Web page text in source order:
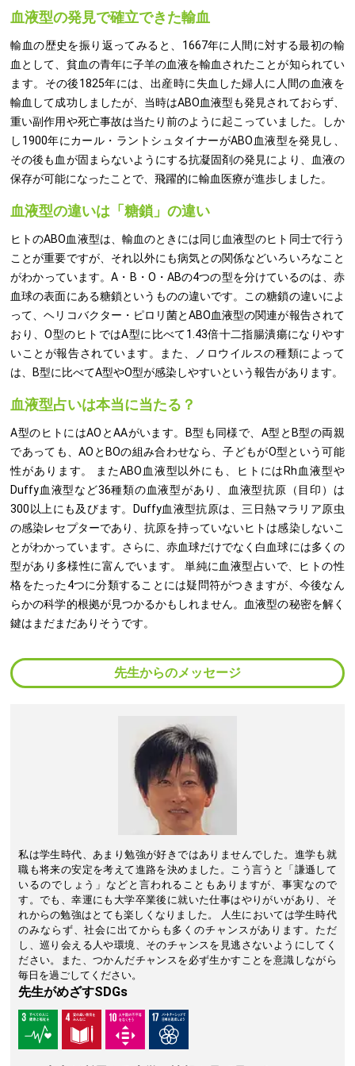
血液型の発見で確立できた輸血
輸血の歴史を振り返ってみると、1667年に人間に対する最初の輸
血として、貧血の青年に子羊の血液を輸血されたことが知られてい
ます。その後1825年には、出産時に失血した婦人に人間の血液を
輸血して成功しましたが、当時はABO血液型も発見されておらず、
重い副作用や死亡事故は当たり前のように起こっていました。しか
し1900年にカール・ラントシュタイナーがABO血液型を発見し、
その後も血が固まらないようにする抗凝固剤の発見により、血液の
保存が可能になったことで、飛躍的に輸血医療が進歩しました。
血液型の違いは「糖鎖」の違い
ヒトのABO血液型は、輸血のときには同じ血液型のヒト同士で行う
ことが重要ですが、それ以外にも病気との関係などいろいろなこと
がわかっています。A・B・O・ABの4つの型を分けているのは、赤
血球の表面にある糖鎖というものの違いです。この糖鎖の違いによ
って、ヘリコバクター・ピロリ菌とABO血液型の関連が報告されて
おり、O型のヒトではA型に比べて1.43倍十二指腸潰瘍になりやす
いことが報告されています。また、ノロウイルスの種類によって
は、B型に比べてA型やO型が感染しやすいという報告があります。
血液型占いは本当に当たる？
A型のヒトにはAOとAAがいます。B型も同様で、A型とB型の両親
であっても、AOとBOの組み合わせなら、子どもがO型という可能
性があります。 またABO血液型以外にも、ヒトにはRh血液型や
Duffy血液型など36種類の血液型があり、血液型抗原（目印）は
300以上にも及びます。Duffy血液型抗原は、三日熱マラリア原虫
の感染レセプターであり、抗原を持っていないヒトは感染しないこ
とがわかっています。さらに、赤血球だけでなく白血球には多くの
型があり多様性に富んでいます。 単純に血液型占いで、ヒトの性
格をたった4つに分類することには疑問符がつきますが、今後なん
らかの科学的根拠が見つかるかもしれません。血液型の秘密を解く
鍵はまだまだありそうです。
先生からのメッセージ
私は学生時代、あまり勉強が好きではありませんでした。進学も就
職も将来の安定を考えて進路を決めました。こう言うと「謙遜して
いるのでしょう」などと言われることもありますが、事実なので
す。でも、幸運にも大学卒業後に就いた仕事はやりがいがあり、そ
れからの勉強はとても楽しくなりました。 人生においては学生時代
のみならず、社会に出てからも多くのチャンスがあります。ただ
し、巡り会える人や環境、そのチャンスを見逃さないようにしてく
ださい。また、つかんだチャンスを必ず生かすことを意識しながら
毎日を過ごしてください。
先生がめざすSDGs